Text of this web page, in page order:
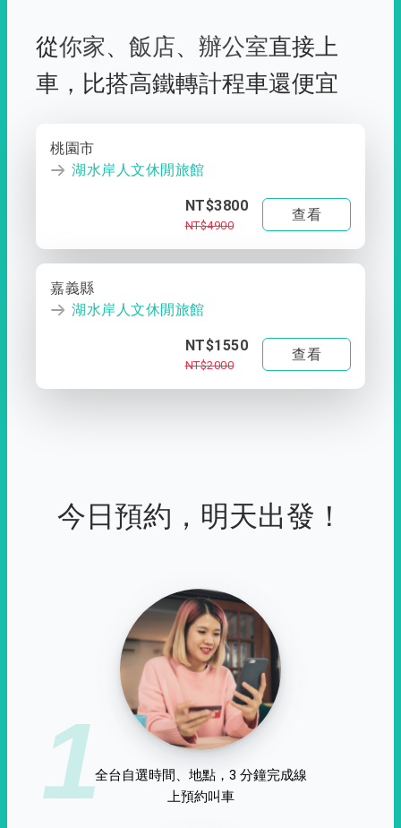
從你家、 飯店、 辦公室直接上
車， 比搭高鐵轉計程車還便宜
桃園市
湖水岸人文休閒旅館
NT$3800
NT$4900
查看
嘉義縣
湖水岸人文休閒旅館
NT$1550
NT$2000
查看
今日預約，明天出發！
1全台自選時間、地點，3 分鐘完成線
上預約叫車